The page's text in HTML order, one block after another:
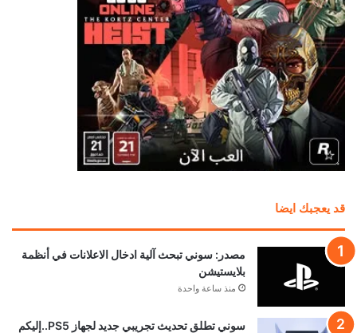
قد يعجبك ايضا
مصدر: سوني تبحث آلية ادخال الاعلانات في أنظمة
بلايستيشن
منذ ساعة واحدة
سوني تطلق تحديث تجريبي جديد لجهاز PS5..إليكم